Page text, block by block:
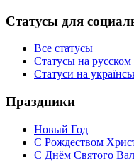
Статусы для
Все статусы
Статусы на русском
Статуси на
Праздники
Новый Год
С Рождеством
С Днём Святого